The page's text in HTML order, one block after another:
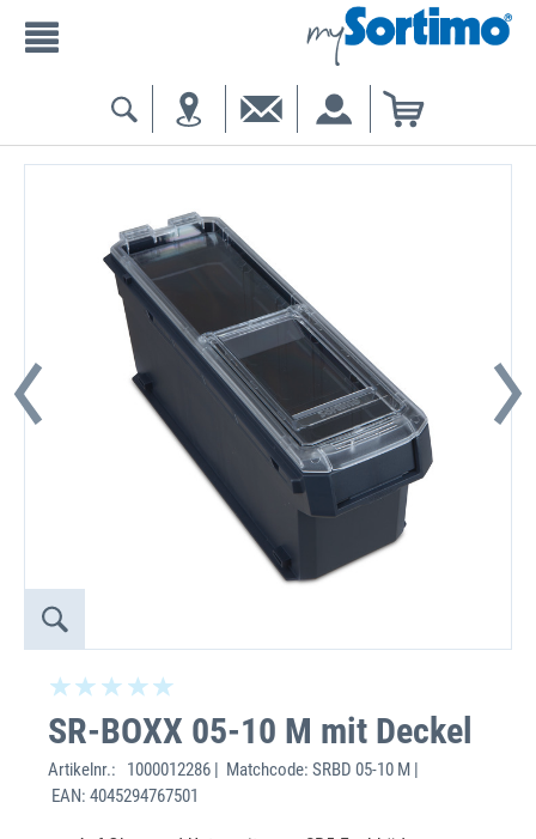
SR-BOXX 05-10 M mit Deckel
Artikelnr.:
1000012286 | Matchcode: SRBD 05-10 M |
EAN: 4045294767501